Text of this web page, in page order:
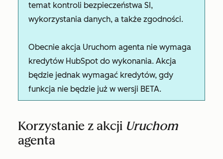
temat kontroli bezpieczeństwa SI,
wykorzystania danych, a także zgodności.
Obecnie akcja Uruchom agenta nie wymaga
kredytów HubSpot do wykonania. Akcja
będzie jednak wymagać kredytów, gdy
funkcja nie będzie już w wersji BETA.
Korzystanie z akcji Uruchom
agenta